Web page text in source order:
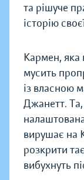
та рішуче
історію
Кармен, яка
мусить
із власною
Джанетт.
вирушає на
розкрити
вибухнуть